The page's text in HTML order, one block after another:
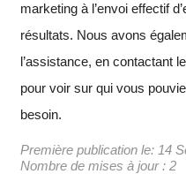
marketing à l’envoi effectif
résultats. Nous avons
l’assistance, en contactant
pour voir sur qui vous
besoin.
Première publication le: 14
Nombre de mises à jour : 2